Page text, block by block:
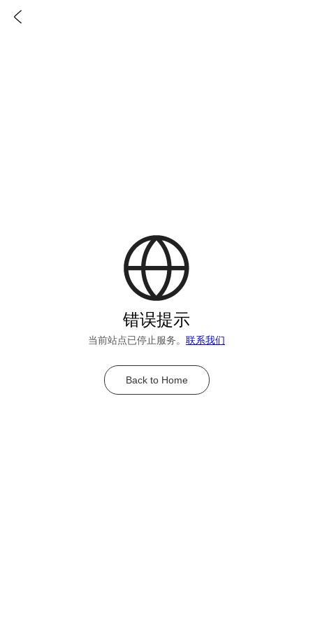
错误提示
当前站点已停止服务。 联系我们
Back to Home